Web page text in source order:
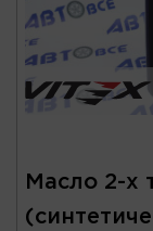
Масло 2-х